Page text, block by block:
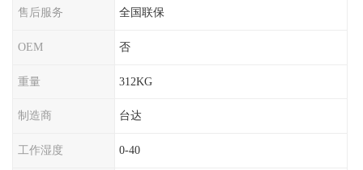
售后服务 全国联保
OEM 否
重量 312KG
制造商 台达
工作湿度 0-40